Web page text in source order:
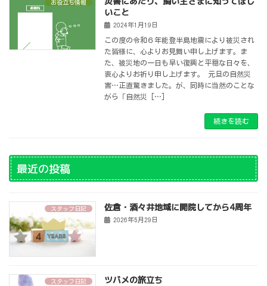
お役立ち情報
いこと
2024年1月19日
この度の令和６年能登半島地震により被災され
た皆様に、心よりお見舞い申し上げます。ま
た、被災地の一日も早い復興と平穏な日々を、
衷心よりお祈り申し上げます。 元旦の自然災
害…正直驚きました。が、同時に当然のことな
がら「自然災 […]
続きを読む
最近の投稿
スタッフ日記 佐倉・酒々井地域に開院してから4周年
2026年5月29日
スタッフ日記 ツバメの旅立ち